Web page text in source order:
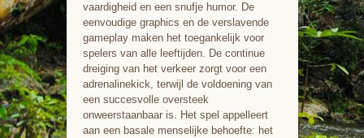
vaardigheid en een snufje humor. De
eenvoudige graphics en de verslavende
gameplay maken het toegankelijk voor
spelers van alle leeftijden. De continue
dreiging van het verkeer zorgt voor een
adrenalinekick, terwijl de voldoening van
een succesvolle oversteek
onweerstaanbaar is. Het spel appelleert
aan een basale menselijke behoefte: het